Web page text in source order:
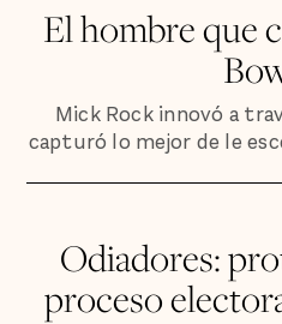
El hombre que
Mick Rock innovó a
capturó lo mejor de le
Odiadores:
proceso